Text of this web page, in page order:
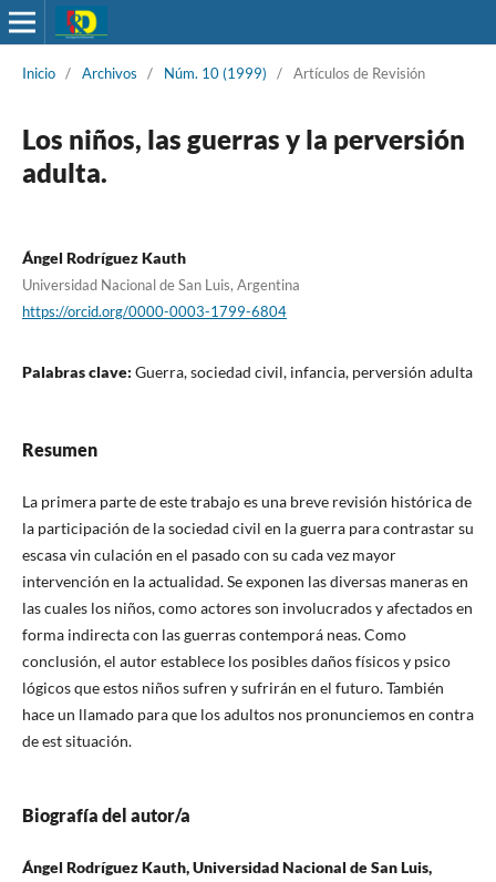
Inicio / Archivos / Núm. 10 (1999) / Artículos de Revisión
Los niños, las guerras y la perversión
adulta.
Ángel Rodríguez Kauth
Universidad Nacional de San Luis, Argentina
https://orcid.org/0000-0003-1799-6804
Palabras clave: Guerra, sociedad civil, infancia, perversión adulta
Resumen
La primera parte de este trabajo es una breve revisión histórica de
la participación de la sociedad civil en la guerra para contrastar su
escasa vin culación en el pasado con su cada vez mayor
intervención en la actualidad. Se exponen las diversas maneras en
las cuales los niños, como actores son involucrados y afectados en
forma indirecta con las guerras contemporá neas. Como
conclusión, el autor establece los posibles daños físicos y psico
lógicos que estos niños sufren y sufrirán en el futuro. También
hace un llamado para que los adultos nos pronunciemos en contra
de est situación.
Biografía del autor/a
Ángel Rodríguez Kauth, Universidad Nacional de San Luis,